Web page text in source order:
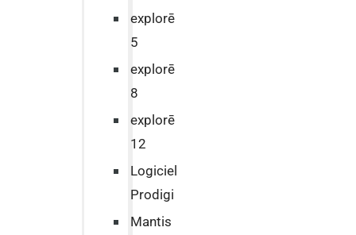
explorē
5
explorē
8
explorē
12
Logiciel
Prodigi
Mantis